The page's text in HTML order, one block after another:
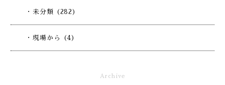
・未分類 (282)
・現場から (4)
Archive